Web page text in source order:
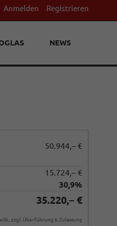
Anmelden Registrieren
NEWS
50.944,– €
15.724,– €
30,9%
35.220,– €
zzgl. Überführung & Zulassung